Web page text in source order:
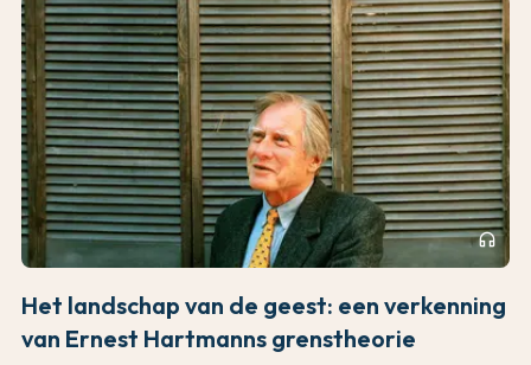
headphones
Het landschap van de geest: een verkenning
van Ernest Hartmanns grenstheorie